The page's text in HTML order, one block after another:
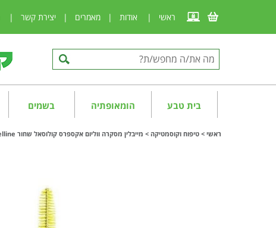
ראשי | אודות | מאמרים | יצירת קשר |
בית טבע הומאופתיה בשמים
ראשי > טיפוח וקוסמטיקה > מייבלין מסקרה ווליום אקספרס קולוסאל שחור Maybelline